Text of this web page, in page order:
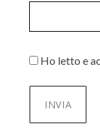
Ho letto e